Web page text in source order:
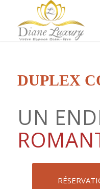
DUPLEX
UN